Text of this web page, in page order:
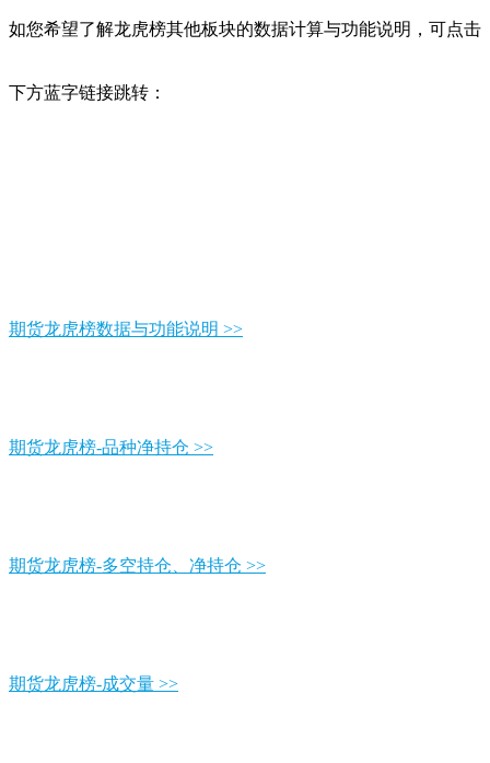
如您希望了解龙虎榜其他板块的数据计算与功能说明，可点击
下方蓝字链接跳转：
期货龙虎榜数据与功能说明 >>
期货龙虎榜-品种净持仓 >>
期货龙虎榜-多空持仓、净持仓 >>
期货龙虎榜-成交量 >>